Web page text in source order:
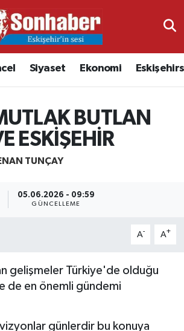
Siyaset Ekonomi
BUTLAN
ESKİŞEHİR
TUNÇAY
05.06.2026 - 09:59
GÜNCELLEME
A- A+
gelişmeler Türkiye'de olduğu
de en önemli gündemi
günlerdir bu konuya
Durumu ve Fikstür